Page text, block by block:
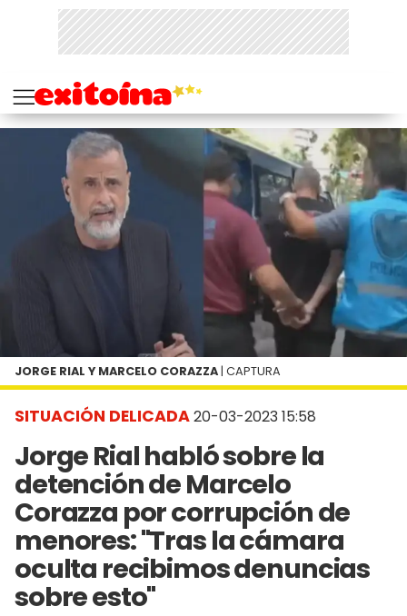
SITUACIÓN DELICADA20-03-2023 15:58
Jorge Rial habló sobre la
detención de Marcelo
Corazza por corrupción de
menores: "Tras la cámara
oculta recibimos denuncias
sobre esto"
JORGE RIAL Y MARCELO CORAZZA | CAPTURA